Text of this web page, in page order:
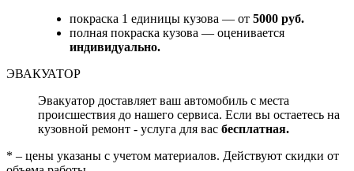
покраска 1 единицы кузова — от 5000 руб.
полная покраска кузова — оценивается
индивидуально.
ЭВАКУАТОР
Эвакуатор доставляет ваш автомобиль с места
происшествия до нашего сервиса. Если вы остаетесь на
кузовной ремонт - услуга для вас бесплатная.
* – цены указаны с учетом материалов. Действуют скидки от